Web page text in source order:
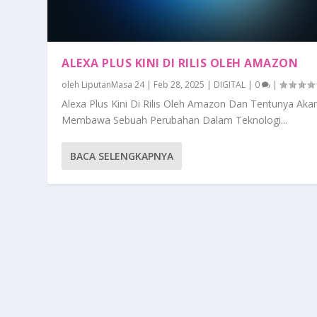
ALEXA PLUS KINI DI RILIS OLEH AMAZON
oleh LiputanMasa 24| Feb 28, 2025 | DIGITAL | 0 |
Alexa Plus Kini Di Rilis Oleh Amazon Dan Tentunya
Membawa Sebuah Perubahan Dalam Teknologi...
BACA SELENGKAPNYA